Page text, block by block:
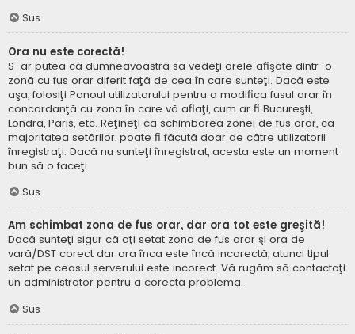
Sus
Ora nu este corectă!
S-ar putea ca dumneavoastră să vedeţi orele afişate dintr-o
zonă cu fus orar diferit faţă de cea în care sunteţi. Dacă este
aşa, folosiţi Panoul utilizatorului pentru a modifica fusul orar în
concordanţă cu zona în care vă aflaţi, cum ar fi Bucureşti,
Londra, Paris, etc. Reţineţi că schimbarea zonei de fus orar, ca
majoritatea setărilor, poate fi făcută doar de către utilizatorii
înregistraţi. Dacă nu sunteţi înregistrat, acesta este un moment
bun să o faceţi.
Sus
Am schimbat zona de fus orar, dar ora tot este greşită!
Dacă sunteţi sigur că aţi setat zona de fus orar şi ora de
vară/DST corect dar ora înca este încă incorectă, atunci tipul
setat pe ceasul serverului este incorect. Vă rugăm să contactaţi
un administrator pentru a corecta problema.
Sus